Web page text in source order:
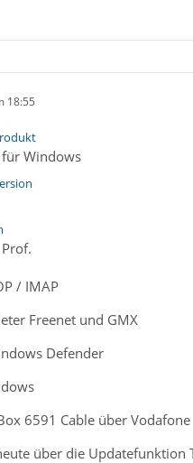
18:55
Windows
/ IMAP
Freenet und GMX
Defender
6591 Cable über Vodafone
über die Updatefunktion